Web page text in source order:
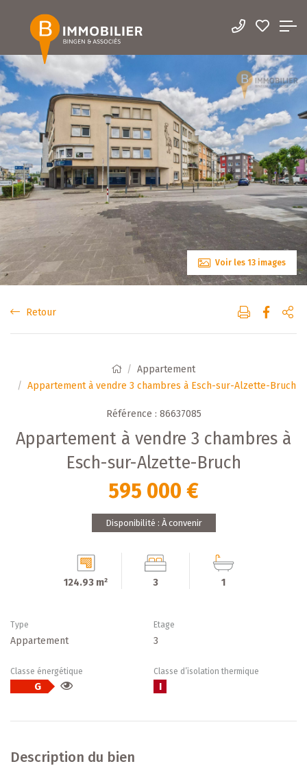
Voir les 13 images
Retour
Appartement
Appartement à vendre 3 chambres à Esch-sur-Alzette-Bruch
Référence : 86637085
Appartement à vendre 3 chambres à
Esch-sur-Alzette-Bruch
595 000 €
Disponibilité : À convenir
124.93 m² 3 1
Type
Appartement
Etage
3
Classe énergétique
G
Classe d’isolation thermique
I
Description du bien